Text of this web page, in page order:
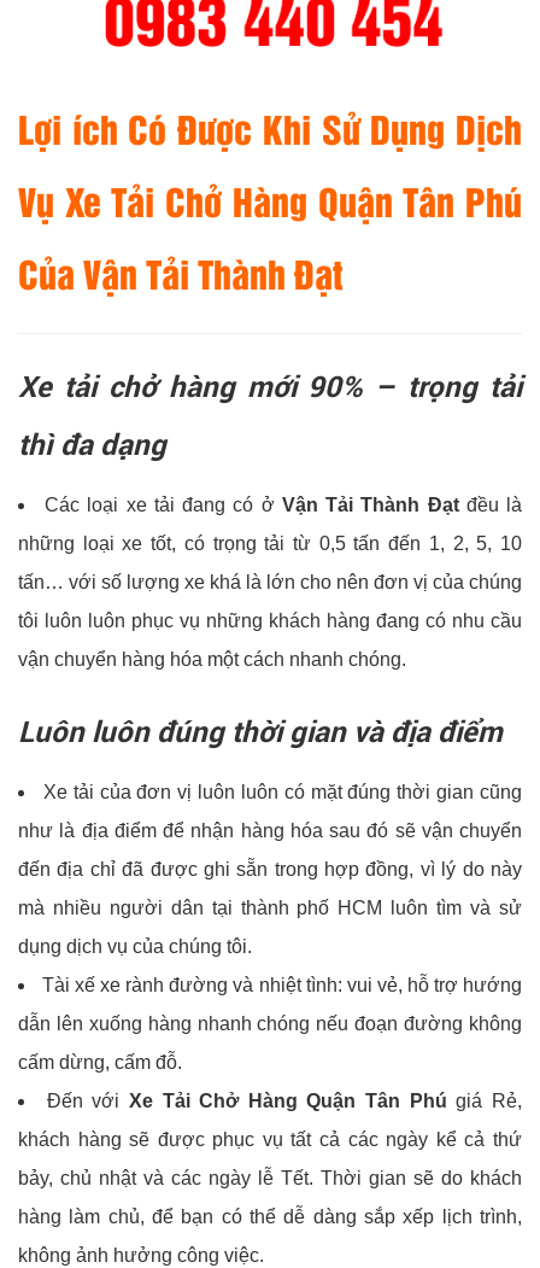
Lợi ích Có Được Khi Sử Dụng Dịch
Vụ Xe Tải Chở Hàng Quận Tân Phú
Của Vận Tải Thành Đạt
Xe tải chở hàng mới 90% – trọng tải
thì đa dạng
Các loại xe tải đang có ở Vận Tải Thành Đạtđều là
những loại xe tốt, có trọng tải từ 0,5 tấn đến 1, 2, 5, 10
tấn… với số lượng xe khá là lớn cho nên đơn vị của chúng
tôi luôn luôn phục vụ những khách hàng đang có nhu cầu
vận chuyển hàng hóa một cách nhanh chóng.
Luôn luôn đúng thời gian và địa điểm
Xe tải của đơn vị luôn luôn có mặt đúng thời gian cũng
như là địa điểm để nhận hàng hóa sau đó sẽ vận chuyển
đến địa chỉ đã được ghi sẵn trong hợp đồng, vì lý do này
mà nhiều người dân tại thành phố HCM luôn tìm và sử
dụng dịch vụ của chúng tôi.
Tài xế xe rành đường và nhiệt tình: vui vẻ, hỗ trợ hướng
dẫn lên xuống hàng nhanh chóng nếu đoạn đường không
cấm dừng, cấm đỗ.
Đến với Xe Tải Chở Hàng Quận Tân Phú giá Rẻ,
khách hàng sẽ được phục vụ tất cả các ngày kể cả thứ
bảy, chủ nhật và các ngày lễ Tết. Thời gian sẽ do khách
hàng làm chủ, để bạn có thể dễ dàng sắp xếp lịch trình,
không ảnh hưởng công việc.